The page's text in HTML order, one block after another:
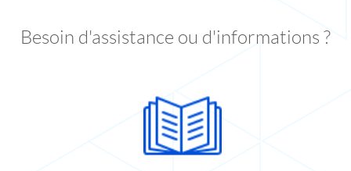
Besoin d'assistance ou d'informations ?